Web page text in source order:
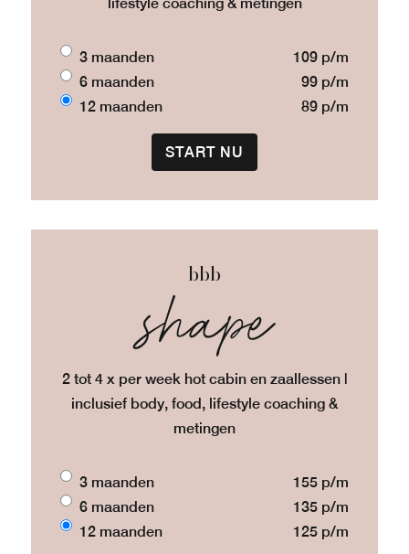
3 maanden
109 p/m
6 maanden
99 p/m
12 maanden
89 p/m
START NU
bbb
shape
2 tot 4 x per week hot cabin en zaallessen |
inclusief body, food, lifestyle coaching &
metingen
3 maanden
155 p/m
6 maanden
135 p/m
12 maanden
125 p/m